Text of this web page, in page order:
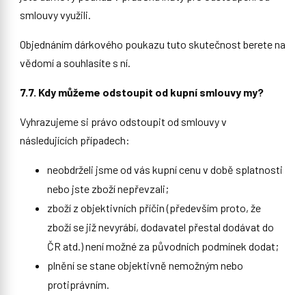
smlouvy využili.
Objednáním dárkového poukazu tuto skutečnost berete na
vědomí a souhlasíte s ní.
7.7. Kdy můžeme odstoupit od kupní smlouvy my?
Vyhrazujeme si právo odstoupit od smlouvy v
následujících případech:
neobdrželi jsme od vás kupní cenu v době splatnosti
nebo jste zboží nepřevzali;
zboží z objektivních příčin (především proto, že
zboží se již nevyrábí, dodavatel přestal dodávat do
ČR atd.) není možné za původních podmínek dodat;
plnění se stane objektivně nemožným nebo
protiprávním.